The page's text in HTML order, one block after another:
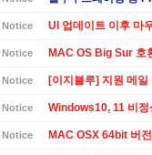
Notice UI 업데이트 이후 마
Notice MAC OS Big Sur 호
Notice [이지블루] 지원 메일
Notice Windows10, 11 비정
Notice MAC OSX 64bit 버